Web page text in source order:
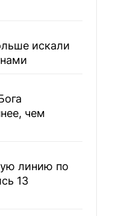
искали
чем
линию по
13